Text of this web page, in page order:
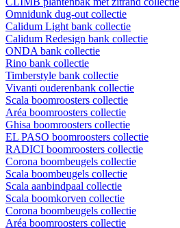
Omnidunk dug-out collectie
Calidum Light bank collectie
Calidum Redesign bank collectie
ONDA bank collectie
Rino bank collectie
Timberstyle bank collectie
Vivanti ouderenbank collectie
Scala boomroosters collectie
Aréa boomroosters collectie
Ghisa boomroosters collectie
EL PASO boomroosters collectie
RADICI boomroosters collectie
Corona boombeugels collectie
Scala boombeugels collectie
Scala aanbindpaal collectie
Scala boomkorven collectie
Corona boombeugels collectie
Aréa boomroosters collectie